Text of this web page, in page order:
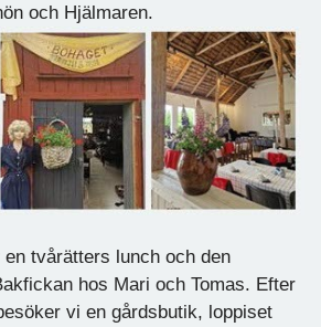
och Hjälmaren.
tvårätters lunch och den
hos Mari och Tomas. Efter
vi en gårdsbutik, loppiset